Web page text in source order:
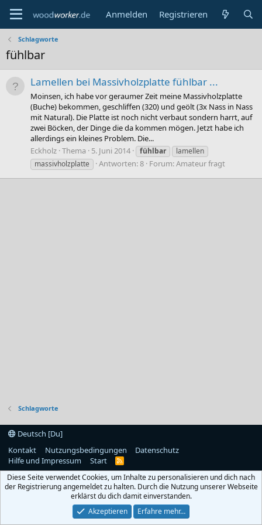
Anmelden Registrieren
Schlagworte
fühlbar
Lamellen bei Massivholzplatte fühlbar ...
Moinsen, ich habe vor geraumer Zeit meine Massivholzplatte
(Buche) bekommen, geschliffen (320) und geölt (3x Nass in Nass
mit Natural). Die Platte ist noch nicht verbaut sondern harrt, auf
zwei Böcken, der Dinge die da kommen mögen. Jetzt habe ich
allerdings ein kleines Problem. Die...
Eckholz Thema 5. Juni 2014 fühlbar
lamellen
massivholzplatte
Antworten: 8 Forum:Amateur fragt
Schlagworte
Deutsch [Du]
Kontakt
Nutzungsbedingungen
Datenschutz
Hilfe und Impressum
Start
R
S
Diese Seite verwendet Cookies, um Inhalte zu personalisieren und dich nach
der Registrierung angemeldet zu halten. Durch die Nutzung unserer Webseite
erklärst du dich damit einverstanden.
Akzeptieren
Erfahre mehr…